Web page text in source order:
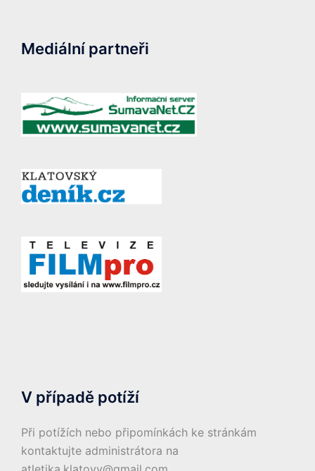
Mediální partneři
V případě potíží
Při potížích nebo připomínkách ke stránkám
kontaktujte administrátora na